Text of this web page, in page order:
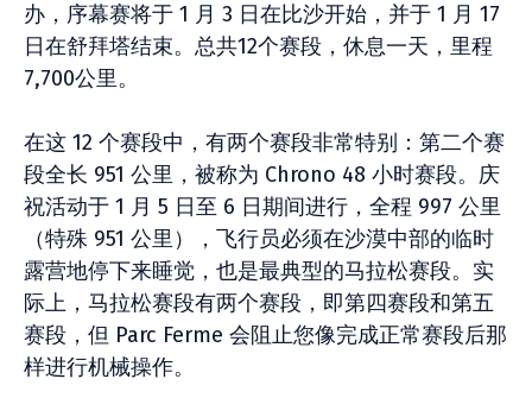
办，序幕赛将于 1 月 3 日在比沙开始，并于 1 月 17
日在舒拜塔结束。总共12个赛段，休息一天，里程
7,700公里。
在这 12 个赛段中，有两个赛段非常特别：第二个赛
段全长 951 公里，被称为 Chrono 48 小时赛段。庆
祝活动于 1 月 5 日至 6 日期间进行，全程 997 公里
（特殊 951 公里），飞行员必须在沙漠中部的临时
露营地停下来睡觉，也是最典型的马拉松赛段。实
际上，马拉松赛段有两个赛段，即第四赛段和第五
赛段，但 Parc Ferme 会阻止您像完成正常赛段后那
样进行机械操作。